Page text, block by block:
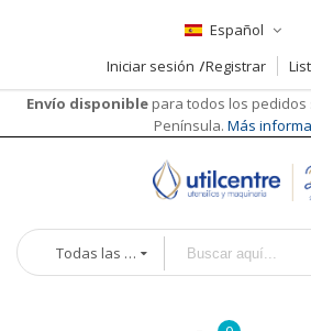
Español
Iniciar sesión
Registrar
Envío disponible para todos los pedidos
Península. Más
Todas las categorías